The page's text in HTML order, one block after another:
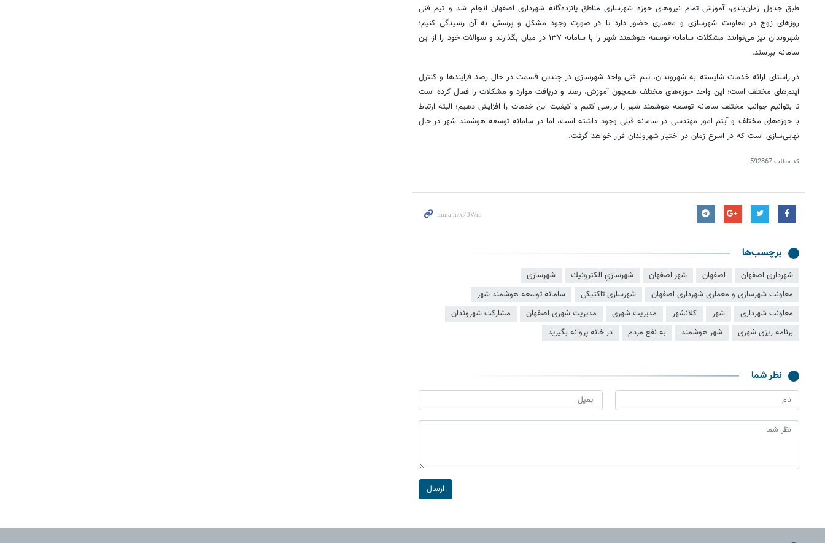
طبق جدول زمان‌بندی، آموزش تمام نیروهای حوزه شهرسازی مناطق پانزده‌گانه شهرداری اصفهان انجام شد و تیم فنی
روزهای زوج در معاونت شهرسازی و معماری حضور دارد تا در صورت وجود مشکل و پرسش به آن رسیدگی کنیم؛
شهروندان نیز می‌توانند مشکلات سامانه توسعه هوشمند شهر را با سامانه ۱۳۷ در میان بگذارند و سوالات خود را از این
سامانه بپرسند.
در راستای ارائه خدمات شایسته به شهروندان، تیم فنی واحد شهرسازی در چندین قسمت در حال رصدفرایندها و کنترل
آیتم‌های مختلف است؛ این واحد حوزه‌های مختلف همچون آموزش، رصد و دریافت موارد و مشکلات را فعال کرده است
تا بتوانیم جوانب مختلف سامانه توسعه هوشمند شهر را بررسی کنیم و کیفیت این خدمات را افزایش دهیم؛ البته ارتباط
با حوزه‌های مختلف و آیتم امور مهندسی در سامانه قبلی وجود داشته است، اما در سامانه توسعه هوشمند شهر در حال
نهایی‌سازی است که در اسرع زمان در اختیار شهروندان قرار خواهد گرفت.
کد مطلب592867
برچسب‌ها
شهرداری اصفهان اصفهان شهر اصفهان شهرسازي الكترونيك
شهرسازی
معاونت شهرسازی و معماری شهرداری اصفهان
شهرسازی تاکتیکی
سامانه توسعه هوشمند شهر
معاونت شهرداری
شهر کلانشهر مدیریت شهری مدیریت شهری اصفهان
مشارکت شهروندان
برنامه ریزی شهری
شهر هوشمند به نفع مردم در خانه پروانه بگیرید
نظر شما
ارسال